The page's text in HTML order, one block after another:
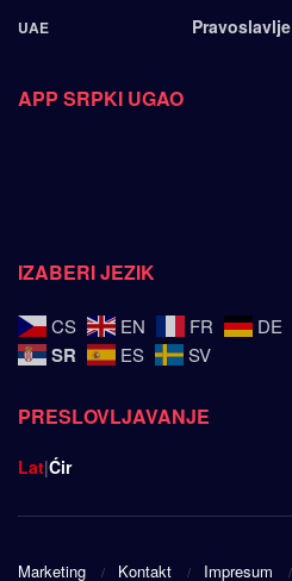
UAE
Pravoslavlje
APP SRPKI UGAO
IZABERI JEZIK
CS EN FR DE
SR ES SV
PRESLOVLJAVANJE
Lat|Ćir
Marketing Kontakt Impresum